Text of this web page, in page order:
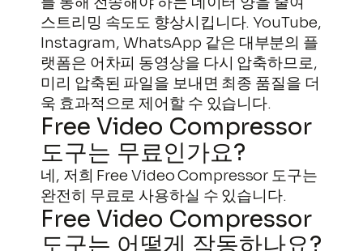
콘
텐
츠
로
바
로
가
기
스트리밍 속도도 향상시킵니다. YouTube,
Instagram, WhatsApp 같은 대부분의 플
랫폼은 어차피 동영상을 다시 압축하므로,
미리 압축된 파일을 보내면 최종 품질을 더
욱 효과적으로 제어할 수 있습니다.
Free Video Compressor
도구는 무료인가요?
네, 저희 Free Video Compressor 도구는
완전히 무료로 사용하실 수 있습니다.
Free Video Compressor
도구는 어떻게 작동하나요?